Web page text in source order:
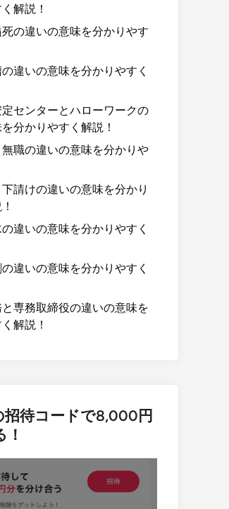
解説！
の違いの意味を分かりやす
違いの意味を分かりやすく
センターとハローワークの
分かりやすく解説！
職の違いの意味を分かりや
請けの違いの意味を分かり
違いの意味を分かりやすく
違いの意味を分かりやすく
専務取締役の違いの意味を
解説！
招待コードで8,000円
！